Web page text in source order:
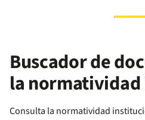
Buscador de
la
Consulta la normatividad